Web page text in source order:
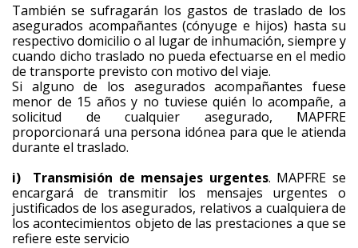
También se sufragarán los gastos de traslado de los
asegurados acompañantes (cónyuge e hijos) hasta su
respectivo domicilio o al lugar de inhumación, siempre y
cuando dicho traslado no pueda efectuarse en el medio
de transporte previsto con motivo del viaje.
Si alguno de los asegurados acompañantes fuese
menor de 15 años y no tuviese quién lo acompañe, a
solicitud de cualquier asegurado, MAPFRE
proporcionará una persona idónea para que le atienda
durante el traslado.
i) Transmisión de mensajes urgentes. MAPFRE se
encargará de transmitir los mensajes urgentes o
justificados de los asegurados, relativos a cualquiera de
los acontecimientos objeto de las prestaciones a que se
refiere este servicio